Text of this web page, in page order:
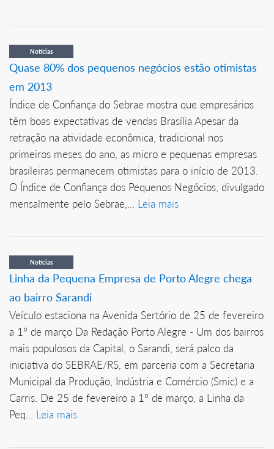
Notícias
Quase 80% dos pequenos negócios estão otimistas
em 2013
Índice de Confiança do Sebrae mostra que empresários
têm boas expectativas de vendas Brasília Apesar da
retração na atividade econômica, tradicional nos
primeiros meses do ano, as micro e pequenas empresas
brasileiras permanecem otimistas para o início de 2013.
O Índice de Confiança dos Pequenos Negócios, divulgado
mensalmente pelo Sebrae,... Leia mais
Notícias
Linha da Pequena Empresa de Porto Alegre chega
ao bairro Sarandi
Veículo estaciona na Avenida Sertório de 25 de fevereiro
a 1º de março Da Redação Porto Alegre - Um dos bairros
mais populosos da Capital, o Sarandi, será palco da
iniciativa do SEBRAE/RS, em parceria com a Secretaria
Municipal da Produção, Indústria e Comércio (Smic) e a
Carris. De 25 de fevereiro a 1º de março, a Linha da
Peq... Leia mais